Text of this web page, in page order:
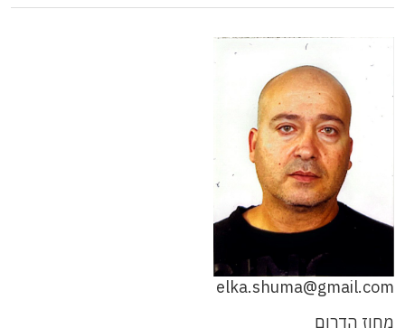
elka.shuma@gmail.com
מחוז הדרום